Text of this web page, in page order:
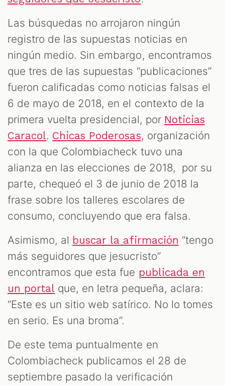
Las búsquedas no arrojaron ningún
registro de las supuestas noticias en
ningún medio. Sin embargo, encontramos
que tres de las supuestas “publicaciones”
fueron calificadas como noticias falsas el
6 de mayo de 2018, en el contexto de la
primera vuelta presidencial, por Noticias
Caracol. Chicas Poderosas, organización
con la que Colombiacheck tuvo una
alianza en las elecciones de 2018, por su
parte, chequeó el 3 de junio de 2018 la
frase sobre los talleres escolares de
consumo, concluyendo que era falsa.
Asimismo, al buscar la afirmación “tengo
más seguidores que jesucristo”
encontramos que esta fue publicada en
un portal que, en letra pequeña, aclara:
“Este es un sitio web satírico. No lo tomes
en serio. Es una broma”.
De este tema puntualmente en
Colombiacheck publicamos el 28 de
septiembre pasado la verificación